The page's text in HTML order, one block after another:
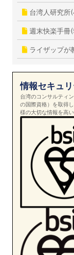
台湾人研究所
週末快楽手冊
ライザップが
情報セキュ
台湾のコンサルティ
の国際資格）を取得
様の大切な情報を高